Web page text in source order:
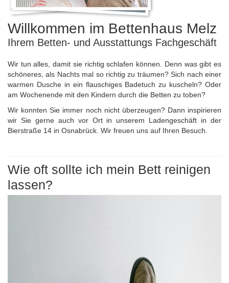
Willkommen im Bettenhaus Melz
Ihrem Betten- und Ausstattungs Fachgeschäft
Wir tun alles, damit sie richtig schlafen können. Denn was gibt es
schöneres, als Nachts mal so richtig zu träumen? Sich nach einer
warmen Dusche in ein flauschiges Badetuch zu kuscheln? Oder
am Wochenende mit den Kindern durch die Betten zu toben?
Wir konnten Sie immer noch nicht überzeugen? Dann inspirieren
wir Sie gerne auch vor Ort in unserem Ladengeschäft in der
Bierstraße 14 in Osnabrück. Wir freuen uns auf Ihren Besuch.
Wie oft sollte ich mein Bett reinigen
lassen?